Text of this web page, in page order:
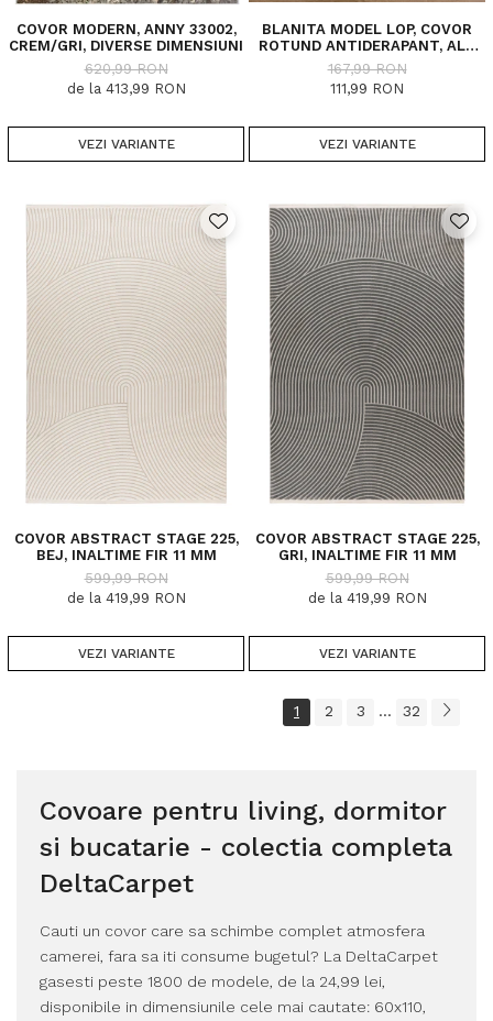
COVOR MODERN, ANNY 33002,
CREM/GRI, DIVERSE DIMENSIUNI
620,99 RON
de la 413,99 RON
VEZI VARIANTE
BLANITA MODEL LOP, COVOR
ROTUND ANTIDERAPANT, ALB
060, DIVERSE DIMENSIUNI, 1650
GR/MP
167,99 RON
111,99 RON
VEZI VARIANTE
COVOR ABSTRACT STAGE 225,
BEJ, INALTIME FIR 11 MM
599,99 RON
de la 419,99 RON
VEZI VARIANTE
COVOR ABSTRACT STAGE 225,
GRI, INALTIME FIR 11 MM
599,99 RON
de la 419,99 RON
VEZI VARIANTE
1 2 3 ... 32
Covoare pentru living, dormitor
si bucatarie - colectia completa
DeltaCarpet
Cauti un covor care sa schimbe complet atmosfera
camerei, fara sa iti consume bugetul? La DeltaCarpet
gasesti peste 1800 de modele, de la 24,99 lei,
disponibile in dimensiunile cele mai cautate: 60x110,